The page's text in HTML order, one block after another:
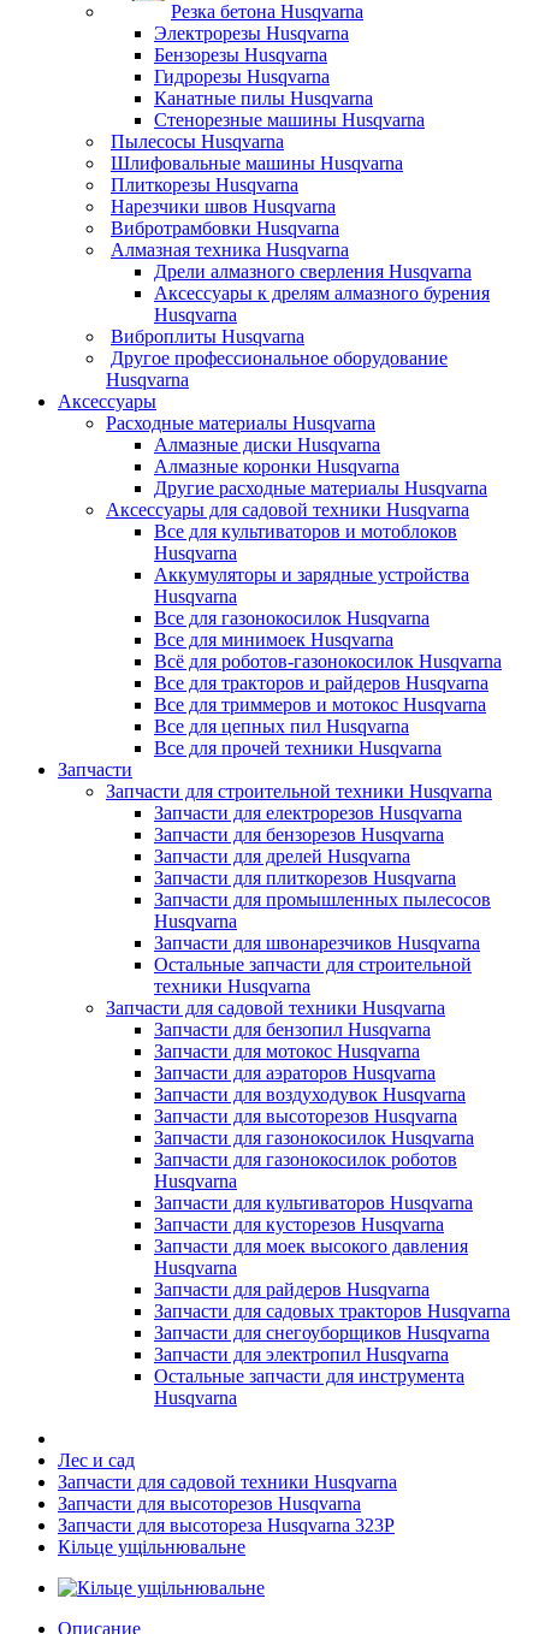
Резка бетона Husqvarna
Электрорезы Husqvarna
Бензорезы Husqvarna
Гидрорезы Husqvarna
Канатные пилы Husqvarna
Стенорезные машины Husqvarna
Пылесосы Husqvarna
Шлифовальные машины Husqvarna
Плиткорезы Husqvarna
Нарезчики швов Husqvarna
Вибротрамбовки Husqvarna
Алмазная техника Husqvarna
Дрели алмазного сверления Husqvarna
Аксессуары к дрелям алмазного бурения
Husqvarna
Виброплиты Husqvarna
Другое профессиональное оборудование
Husqvarna
Аксессуары
Расходные материалы Husqvarna
Алмазные диски Husqvarna
Алмазные коронки Husqvarna
Другие расходные материалы Husqvarna
Аксессуары для садовой техники Husqvarna
Все для культиваторов и мотоблоков
Husqvarna
Аккумуляторы и зарядные устройства
Husqvarna
Все для газонокосилок Husqvarna
Все для минимоек Husqvarna
Всё для роботов-газонокосилок Husqvarna
Все для тракторов и райдеров Husqvarna
Все для триммеров и мотокос Husqvarna
Все для цепных пил Husqvarna
Все для прочей техники Husqvarna
Запчасти
Запчасти для строительной техники Husqvarna
Запчасти для електрорезов Husqvarna
Запчасти для бензорезов Husqvarna
Запчасти для дрелей Husqvarna
Запчасти для плиткорезов Husqvarna
Запчасти для промышленных пылесосов
Husqvarna
Запчасти для швонарезчиков Husqvarna
Остальные запчасти для строительной
техники Husqvarna
Запчасти для садовой техники Husqvarna
Запчасти для бензопил Husqvarna
Запчасти для мотокос Husqvarna
Запчасти для аэраторов Husqvarna
Запчасти для воздуходувок Husqvarna
Запчасти для высоторезов Husqvarna
Запчасти для газонокосилок Husqvarna
Запчасти для газонокосилок роботов
Husqvarna
Запчасти для культиваторов Husqvarna
Запчасти для кусторезов Husqvarna
Запчасти для моек высокого давления
Husqvarna
Запчасти для райдеров Husqvarna
Запчасти для садовых тракторов Husqvarna
Запчасти для снегоуборщиков Husqvarna
Запчасти для электропил Husqvarna
Остальные запчасти для инструмента
Husqvarna
Лес и сад
Запчасти для садовой техники Husqvarna
Запчасти для высоторезов Husqvarna
Запчасти для высотореза Husqvarna 323P
Кільце ущільнювальне
Описание